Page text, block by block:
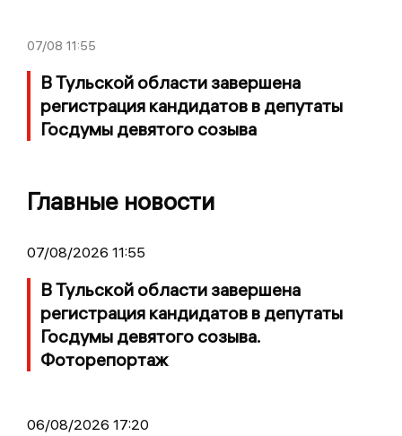
07/08 11:55
В Тульской области завершена
регистрация кандидатов в депутаты
Госдумы девятого созыва
Главные новости
07/08/2026 11:55
В Тульской области завершена
регистрация кандидатов в депутаты
Госдумы девятого созыва.
Фоторепортаж
06/08/2026 17:20